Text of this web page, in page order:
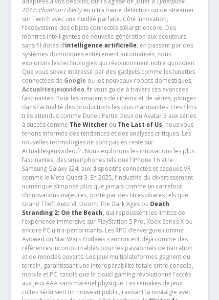
2077: Phantom Libertyen ultra haute définition ou de streamer
sur Twitch avec une fluidité parfaite. Côté innovation,
l’écosystème des objets connectés s’élargit encore. Des
montres intelligentes de nouvelle génération aux écouteurs
sans fil dotés d’intelligence artificielle, en passant par des
systèmes domotiques entièrement automatisés, nous
explorons les technologies qui révolutionnent notre quotidien.
Que vous soyez intéressé par des gadgets comme les lunettes
connectées de Google ou les nouveaux robots domestiques,
Actualitesjeuxvideo.frvous guide à travers ces avancées
fascinantes. Pour les amateurs de cinéma et de séries, plongez
dans l’actualité des productions les plus marquantes. Des films
très attendus comme Dune : Partie Deux ou Avatar 3 aux séries
à succès comme The Witcherou The Last of Us, nous vous
tenons informés des tendances et des analyses critiques .Les
nouvelles technologies ne sont pas en reste sur
Actualitesjeuxvideo.fr. Nous explorons les innovations les plus
fascinantes, des smartphones tels que l’iPhone 16 et le
Samsung Galaxy S24, aux dispositifs connectés et casques VR
comme le Meta Quest 3. En 2025, l’industrie du divertissement
numérique s’impose plus que jamais comme un carrefour
d’innovations majeures, porté par des titres phares tels que
Grand Theft Auto VI, Doom: The Dark Ages ou Death
Stranding 2: On the Beach, qui repoussent les limites de
l’expérience immersive sur PlayStation 5 Pro, Xbox Series X ou
encore PC ultra-performants. Les RPG d’envergure comme
Avowed ou Star Wars Outlaws s’annoncent déjà comme des
références incontournables pour les passionnés de narration
et de mondes ouverts. Les jeux multiplateformes gagnent du
terrain, garantissant une interopérabilité totale entre console,
mobile et PC, tandis que le cloud gaming révolutionne l’accès
aux jeux AAA sans matériel physique. Les remakes de jeux
cultes séduisent un nouveau public, ravivant la nostalgie avec